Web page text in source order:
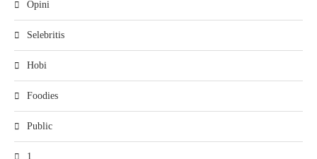
Opini
Selebritis
Hobi
Foodies
Public
1